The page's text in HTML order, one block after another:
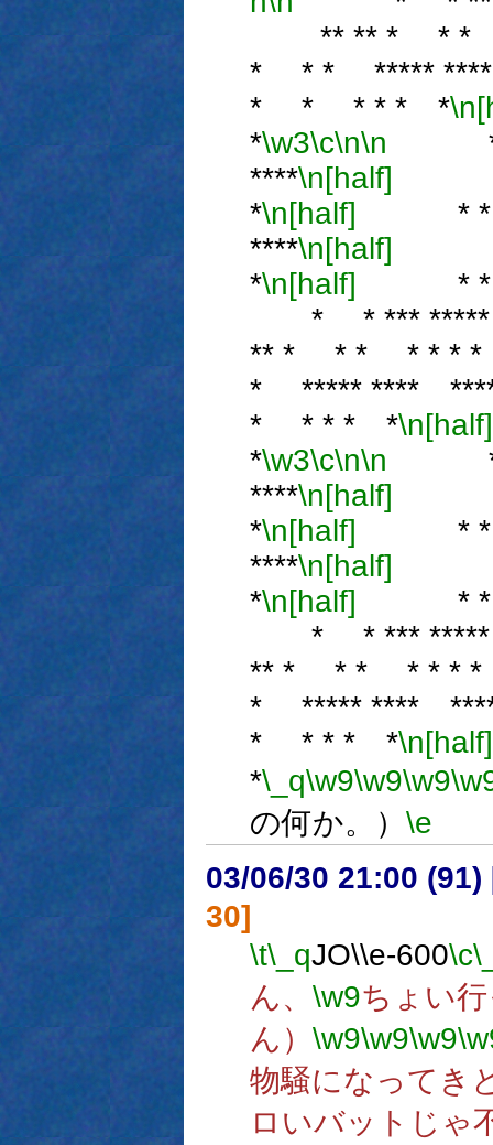
** ** * * *
* * * *****
* * * * * *
*\w3\c\n\n * *
****\n[half]
*\n[half] * * *
****\n[half]
*\n[half] * * ***
* * *** ***** *
** * * * * * *
* ***** ****
* * * * *\n[half]
*\w3\c\n\n * *
****\n[half]
*\n[half] * * *
****\n[half]
*\n[half] * * ***
* * *** ***** *
** * * * * * *
* ***** ****
* * * * *\n[half]
*\_q\w9\w9\w9
の何か。） \e
03/06/30 21:00 (91)
30]
\t\_qJO\\e-600\c
ん、 \w9ちょい
ん） \w9\w9\w9
物騒になってき
ロいバットじゃ